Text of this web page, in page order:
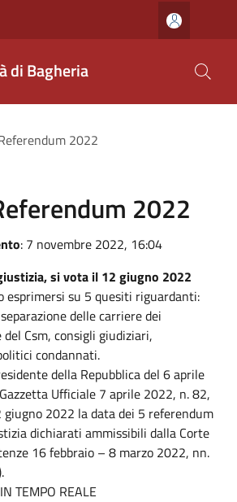
di Bagheria
2022
2022
: 7 novembre 2022, 16:04
si vota il 12 giugno 2022
esprimersi su 5 quesiti riguardanti:
delle carriere dei
Csm, consigli giudiziari,
condannati.
della Repubblica del 6 aprile
Ufficiale 7 aprile 2022, n. 82,
2022 la data dei 5 referendum
dichiarati ammissibili dalla Corte
16 febbraio – 8 marzo 2022, nn.
TEMPO REALE